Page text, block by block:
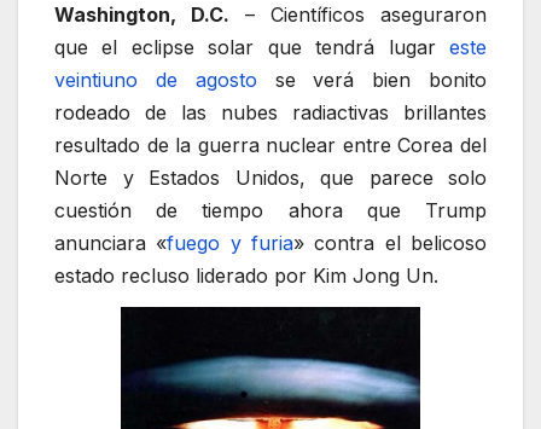
Washington, D.C. – Científicos aseguraron
que el eclipse solar que tendrá lugar este
veintiuno de agosto se verá bien bonito
rodeado de las nubes radiactivas brillantes
resultado de la guerra nuclear entre Corea del
Norte y Estados Unidos, que parece solo
cuestión de tiempo ahora que Trump
anunciara «fuego y furia» contra el belicoso
estado recluso liderado por Kim Jong Un.